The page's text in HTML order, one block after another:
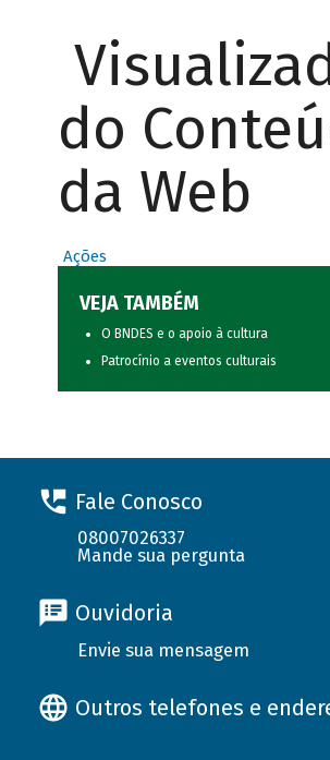
do
da Web
Ações
VEJA TAMBÉM
O BNDES e o apoio à cultura
Patrocínio a eventos culturais
Fale Conosco
08007026337
Mande sua pergunta
Ouvidoria
Envie sua mensagem
Outros telefones e